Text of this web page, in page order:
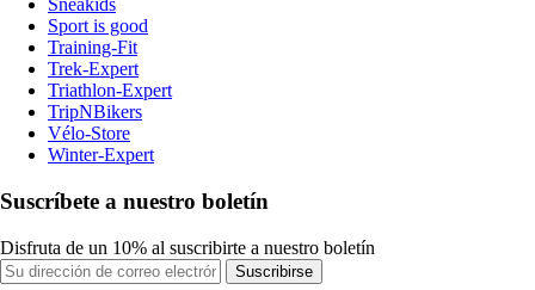
Sneakids
Sport is good
Training-Fit
Trek-Expert
Triathlon-Expert
TripNBikers
Vélo-Store
Winter-Expert
Suscríbete a nuestro boletín
Disfruta de un 10% al suscribirte a nuestro boletín
Suscribirse